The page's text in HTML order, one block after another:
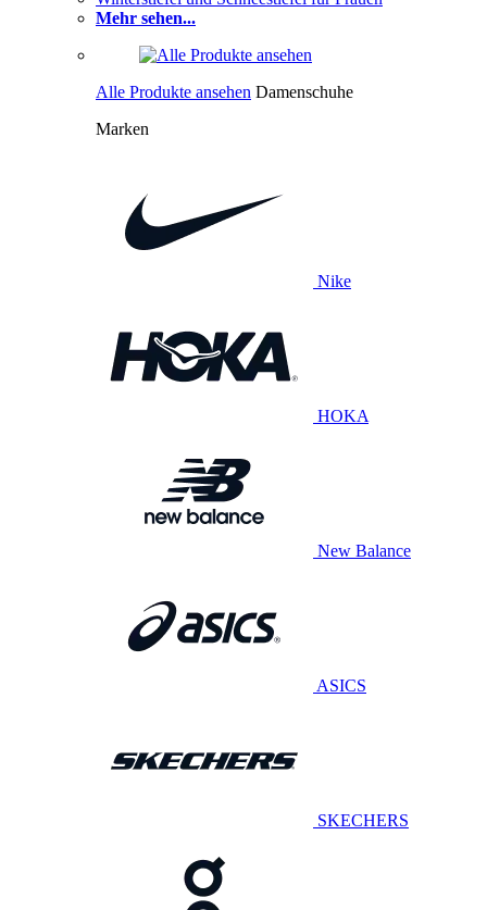
Mehr sehen...
Alle Produkte ansehen Damenschuhe
Marken
Nike
HOKA
New Balance
ASICS
SKECHERS